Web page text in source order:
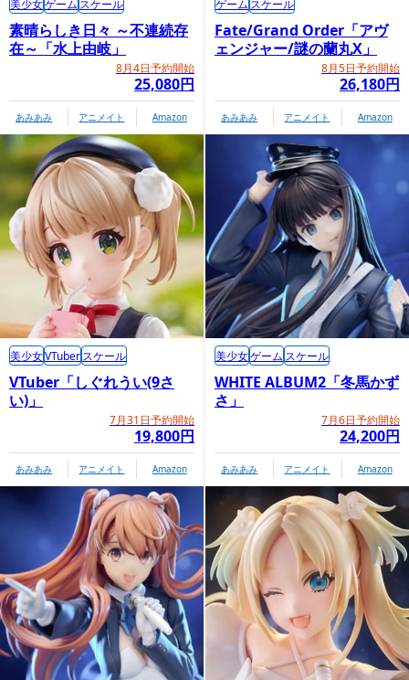
GOODSMILE COMPANY内商品購入ページ
素晴らしき日々 ～不連続存
在～「水上由岐」
8月4日予約開始
25,080円
美少女ゲーム スケール
あみあみ アニメイト Amazon
Fate/Grand Order「アヴ
ェンジャー/謎の蘭丸X」
8月5日予約開始
26,180円
ゲーム スケール
あみあみ アニメイト Amazon
VTuber「しぐれうい(9さ
い)」
7月31日予約開始
19,800円
美少女VTuberスケール
あみあみ アニメイト Amazon
WHITE ALBUM2「冬馬かず
さ」
7月6日予約開始
24,200円
美少女ゲーム スケール
あみあみ アニメイト Amazon